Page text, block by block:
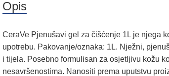
Opis
CeraVe Pjenušavi gel za čišćenje 1L je njega
upotrebu. Pakovanje/oznaka: 1L. Nježni,
i tijela. Posebno formulisan za osjetljivu kožu
nesavršenostima. Nanositi prema uputstvu